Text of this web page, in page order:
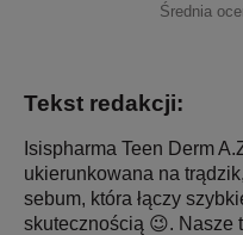
Średnia
Tekst redakcji:
Isispharma Teen Derm
ukierunkowana na
sebum, która łączy
skutecznością 😉. Nasze